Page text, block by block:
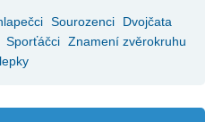
Sourozenci
Dvojčata
Sporťáčci Znamení zvěrokruhu